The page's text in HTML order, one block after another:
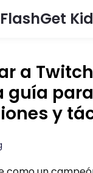
FlashGet
a
guía para
y